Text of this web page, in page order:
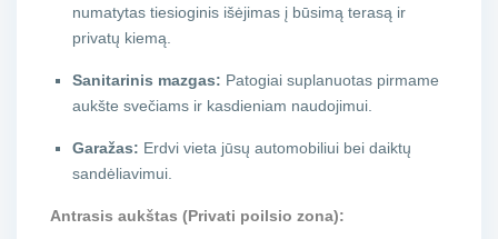
numatytas tiesioginis išėjimas į būsimą terasą ir
privatų kiemą.
Sanitarinis mazgas: Patogiai suplanuotas pirmame
aukšte svečiams ir kasdieniam naudojimui.
Garažas: Erdvi vieta jūsų automobiliui bei daiktų
sandėliavimui.
Antrasis aukštas (Privati poilsio zona):